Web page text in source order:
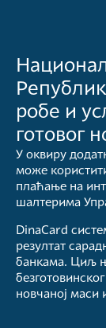
робе и
готовог
У оквиру
може
плаћање на
шалтерима
DinaCard
резултат
банкама. Циљ
новчаној маси